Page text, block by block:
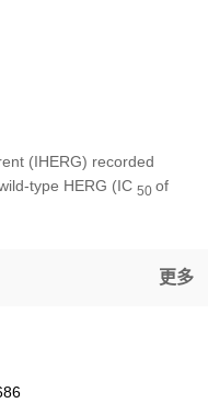
(IHERG) recorded
type HERG (IC 50 of
更多